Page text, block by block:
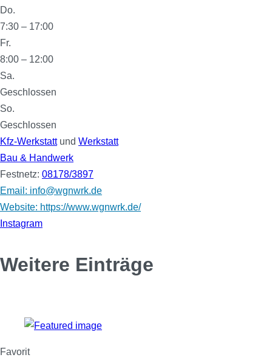
Do.
7:30 – 17:00
Fr.
8:00 – 12:00
Sa.
Geschlossen
So.
Geschlossen
Kfz-Werkstattund Werkstatt
Bau & Handwerk
Festnetz: 08178/3897
Email: info@wgnwrk.de
Website: https://www.wgnwrk.de/
Instagram
Weitere Einträge
Favorit